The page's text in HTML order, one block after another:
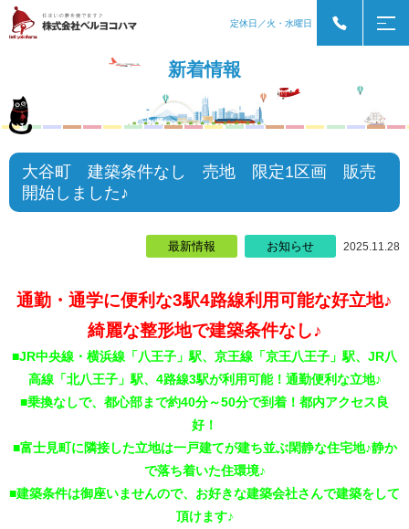
定休日／火・水曜日
新着情報
大谷町 建築条件なし 売地 限定1区画 販売
開始しました♪
最新情報 お知らせ 2025.11.28
通勤・通学に便利な3駅4路線利用可能な好立地♪
綺麗な整形地で建築条件なし♪
■JR中央線・横浜線「八王子」駅、京王線「京王八王子」駅、JR八
高線「北八王子」駅、4路線3駅が利用可能！通勤便利な立地♪
■乗換なしで、都心部まで約40分～50分で到着！都内アクセス良
好！
■富士見町に隣接した立地は一戸建てが建ち並ぶ閑静な住宅地♪静か
で落ち着いた住環境♪
■建築条件は御座いませんので、お好きな建築会社さんで建築をして
頂けます♪